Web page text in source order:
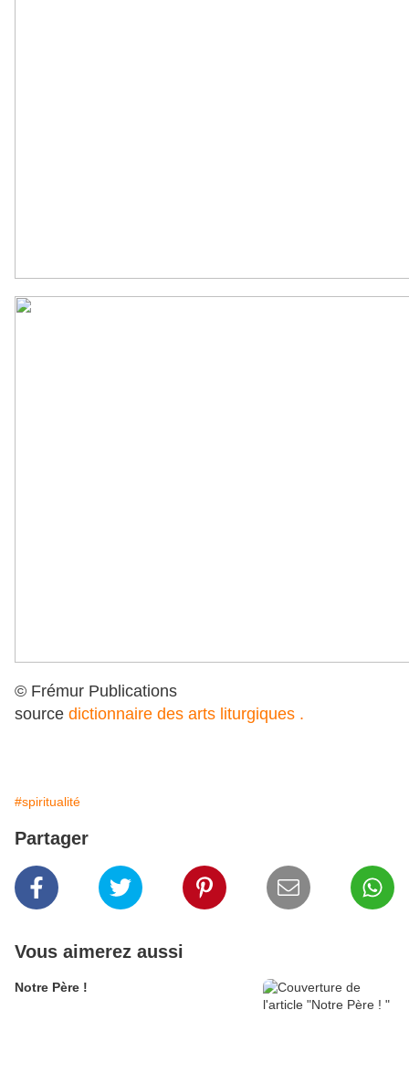
© Frémur Publications
source dictionnaire des arts liturgiques .
#spiritualité
Partager
Vous aimerez aussi
Notre Père !